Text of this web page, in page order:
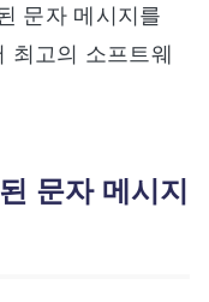
문자 메시지를
최고의 소프트웨
문자 메시지